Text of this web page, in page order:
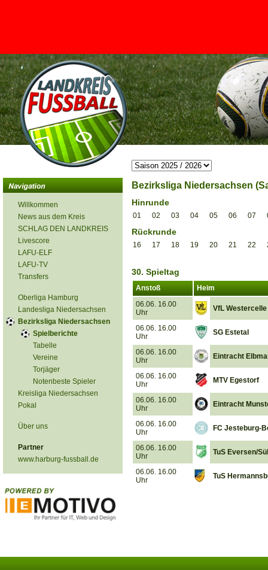
<
Willkommen
News aus dem Kreis
SCHLAG DEN LANDKREIS
Livescore
LAFU-ELF
LAFU-TV
Transfers
Oberliga Hamburg
Landesliga Niedersachsen
Bezirksliga Niedersachsen
Spielberichte
Tabelle
Vereine
Torjäger
Notenbeste Spieler
Kreisliga Niedersachsen
Pokal
Über uns
Partner
www.harburg-fussball.de
Bezirksliga Niedersachsen
Hinrunde
01 02 03 04 05 06 07
Rückrunde
16 17 18 19 20 21 22
30. Spieltag
Anstoß
Heim
06.06. 16.00
Uhr
VfL Westercelle
06.06. 16.00
Uhr
SG Estetal
06.06. 16.00
Uhr
Eintracht
06.06. 16.00
Uhr
MTV Egestorf
06.06. 16.00
Uhr
Eintracht
06.06. 16.00
Uhr
FC Jesteburg-
06.06. 16.00
Uhr
TuS Eversen/
06.06. 16.00
Uhr
TuS